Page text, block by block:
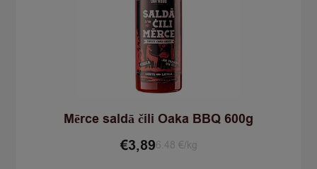
Mērce saldā čili Oaka BBQ 600g
€3,896.48 €/kg